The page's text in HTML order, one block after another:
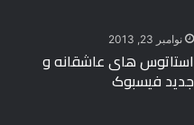
نوامبر 23, 2013
استاتوس های عاشقانه و
جدید فیسبوک